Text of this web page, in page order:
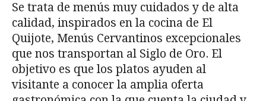
Se trata de menús muy cuidados y de alta
calidad, inspirados en la cocina de El
Quijote, Menús Cervantinos excepcionales
que nos transportan al Siglo de Oro. El
objetivo es que los platos ayuden al
visitante a conocer la amplia oferta